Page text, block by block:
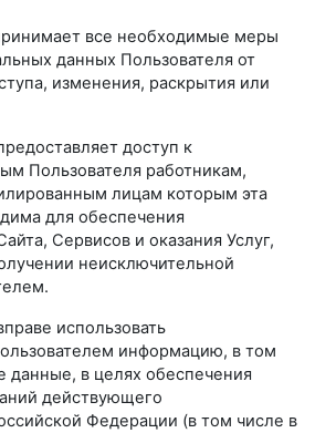
все необходимые меры
данных Пользователя от
изменения, раскрытия или
доступ к
Пользователя работникам,
лицам которым эта
для обеспечения
Сервисов и оказания Услуг,
неисключительной
использовать
информацию, в том
данные, в целях обеспечения
действующего
Федерации (в том числе в